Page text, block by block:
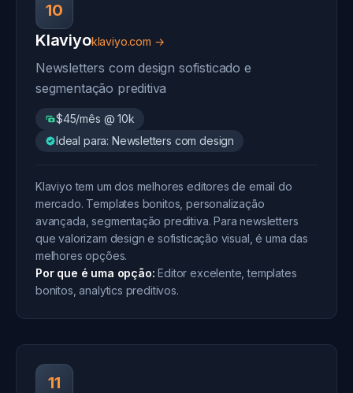
10
Klaviyoklaviyo.com →
Newsletters com design sofisticado e
segmentação preditiva
$45/mês @ 10k
Ideal para: Newsletters com design
Klaviyo tem um dos melhores editores de email do
mercado. Templates bonitos, personalização
avançada, segmentação preditiva. Para newsletters
que valorizam design e sofisticação visual, é uma das
melhores opções.
Por que é uma opção: Editor excelente, templates
bonitos, analytics preditivos.
11